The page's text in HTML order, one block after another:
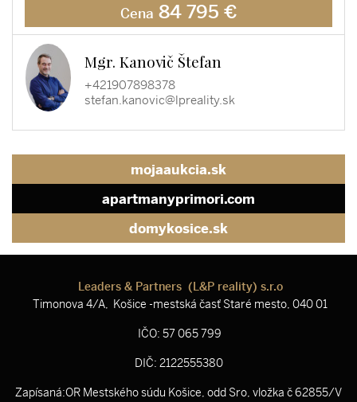
Cena 84 795 €
Mgr. Kanovič Štefan
+421907898378
stefan.kanovic@lpreality.sk
mojaaukcia.sk
apartmanyprimori.com
domykosice.sk
Leaders & Partners (L&P reality) s.r.o
Timonova 4/A, Košice -mestská časť Staré mesto, 040 01
IČO: 57 065 799
DIČ: 2122555380
Zapísaná:OR Mestského súdu Košice, odd Sro, vložka č 62855/V